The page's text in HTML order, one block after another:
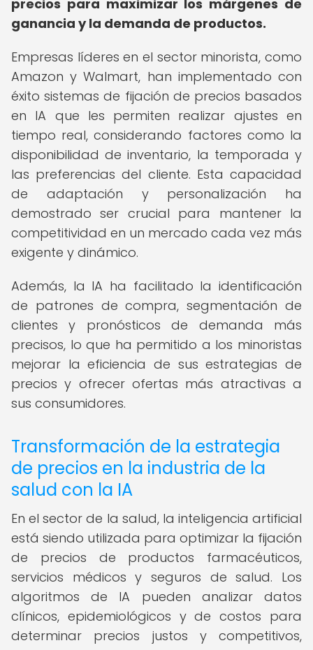
precios para maximizar los márgenes de
ganancia y la demanda de productos.
Empresas líderes en el sector minorista, como
Amazon y Walmart, han implementado con
éxito sistemas de fijación de precios basados
en IA que les permiten realizar ajustes en
tiempo real, considerando factores como la
disponibilidad de inventario, la temporada y
las preferencias del cliente. Esta capacidad
de adaptación y personalización ha
demostrado ser crucial para mantener la
competitividad en un mercado cada vez más
exigente y dinámico.
Además, la IA ha facilitado la identificación
de patrones de compra, segmentación de
clientes y pronósticos de demanda más
precisos, lo que ha permitido a los minoristas
mejorar la eficiencia de sus estrategias de
precios y ofrecer ofertas más atractivas a
sus consumidores.
Transformación de la estrategia
de precios en la industria de la
salud con la IA
En el sector de la salud, la inteligencia artificial
está siendo utilizada para optimizar la fijación
de precios de productos farmacéuticos,
servicios médicos y seguros de salud. Los
algoritmos de IA pueden analizar datos
clínicos, epidemiológicos y de costos para
determinar precios justos y competitivos,